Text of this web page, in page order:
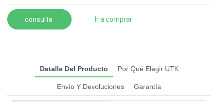
consulta Ir a comprar
Detalle Del Producto Por Qué Elegir UTK
Envío Y Devoluciones Garantía